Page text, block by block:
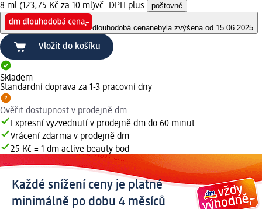
8 ml (123,75 Kč za 10 ml)vč. DPH plus poštovné
dlouhodobá cenanebyla zvýšena od 15.06.2025
Vložit do košíku
Skladem
Standardní doprava za 1-3 pracovní dny
Ověřit dostupnost v prodejně dm
Expresní vyzvednutí v prodejně dm do 60 minut
Vrácení zdarma v prodejně dm
25 Kč = 1 dm active beauty bod
Každé snížení ceny je platné
minimálně po dobu 4 měsíců